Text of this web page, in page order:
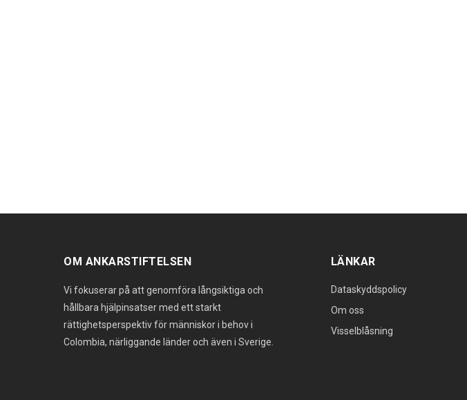
OM ANKARSTIFTELSEN
Vi fokuserar på att genomföra långsiktiga och
hållbara hjälpinsatser med ett starkt
rättighetsperspektiv för människor i behov i
Colombia, närliggande länder och även i Sverige.
LÄNKAR
Dataskyddspolicy
Om oss
Visselblåsning